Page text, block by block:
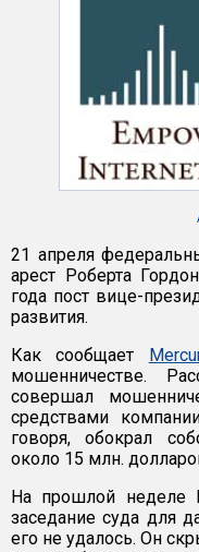
21 апреля
арест Роберта
года пост вице-
развития.
Как сообщает
мошенничестве.
совершал
средствами
говоря, обокрал
около 15 млн.
На прошлой неделе
заседание суда для
его не удалось. Он